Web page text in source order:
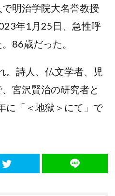
明治学院大名誉教授
年1月25日、急性呼
86歳だった。
詩人、仏文学者、児
宮沢賢治の研究者と
に「＜地獄＞にて」で